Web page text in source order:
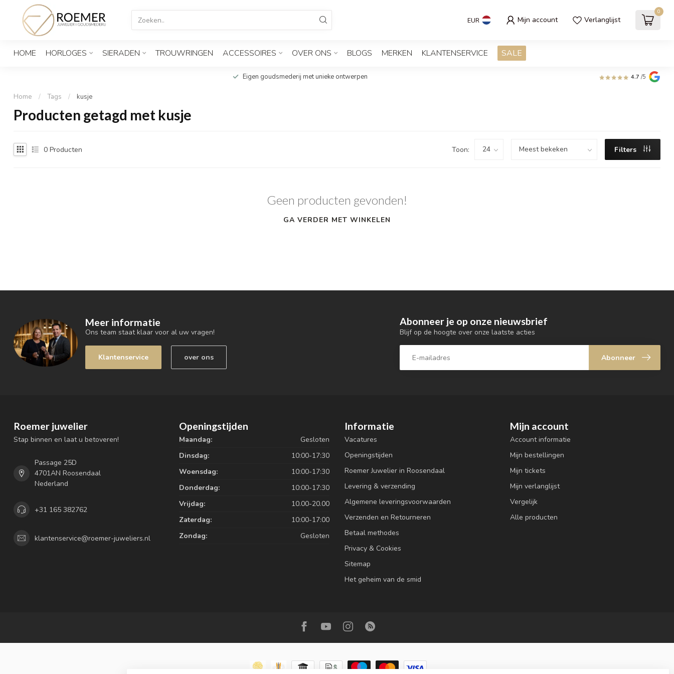
EUR Mijn account Verlanglijst
0
HOME HORLOGES SIERADEN TROUWRINGEN ACCESSOIRES OVER ONS BLOGS MERKEN KLANTENSERVICE SALE
Eigen goudsmederij met unieke ontwerpen 4.7 /5
Home / Tags / kusje
Producten getagd met kusje
0 Producten Toon: Filters
Geen producten gevonden!
GA VERDER MET WINKELEN
Meer informatie
Ons team staat klaar voor al uw vragen!
Klantenservice over ons
Abonneer je op onze nieuwsbrief
Blijf op de hoogte over onze laatste acties
Abonneer
Roemer juwelier
Stap binnen en laat u betoveren!
Passage 25D
4701AN Roosendaal
Nederland
+31 165 382762
klantenservice@roemer-juweliers.nl
Openingstijden
Maandag:
Gesloten
Dinsdag:
10:00-17:30
Woensdag:
10:00-17:30
Donderdag:
10:00-17:30
Vrijdag:
10.00-20.00
Zaterdag:
10:00-17:00
Zondag:
Gesloten
Informatie
Vacatures
Openingstijden
Roemer Juwelier in Roosendaal
Levering & verzending
Algemene leveringsvoorwaarden
Verzenden en Retourneren
Betaal methodes
Privacy & Cookies
Sitemap
Het geheim van de smid
Mijn account
Account informatie
Mijn bestellingen
Mijn tickets
Mijn verlanglijst
Vergelijk
Alle producten